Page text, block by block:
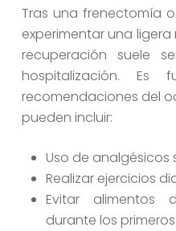
Tras una frenectomía
experimentar una
recuperación suele
hospitalización. Es
recomendaciones del
pueden incluir:
Uso de analgésicos
Realizar ejercicios
Evitar alimentos
durante los